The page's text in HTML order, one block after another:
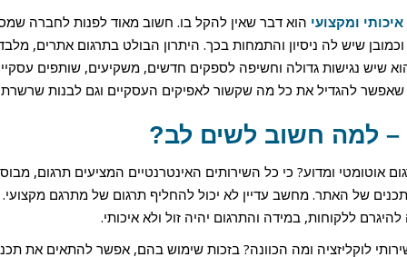
ומקצועי הוא דבר שאין להקל בו. חשוב מאוד לפנות לחברה
שיש לה ניסיון והתמחות בכך. היתרון הבולט בתרגום אתרים,
שיש נגישות גדולה וחשיפה לספקים חדשים, משקיעים, שותפים
להגדיל את כל מה שקשור לאפיקים העסקיים וגם לבנות שרשרת
– למה חשוב לשים לב?
אוטומטי ומדוע? כי כל השירותים האינטרנטיים המציעים תרגום,
של האתר. מחשב עדיין לא יכול להחליף תרגום של מתרגם
ללקוחות, במידה והתרגום יהיה זול ולא איכותי.
לוקליזציה ומה הכוונה? בזכות שימוש בהם, אפשר להתאים את